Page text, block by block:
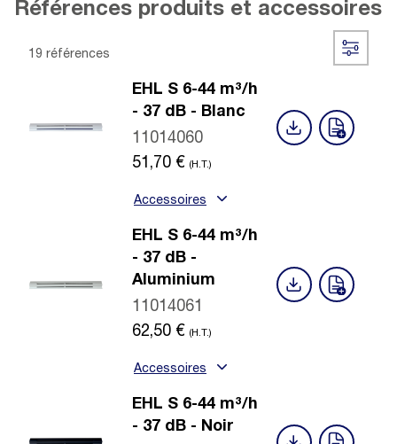
Références produits et accessoires
19 références
EHL S 6-44 m³/h
- 37 dB - Blanc
11014060
51,70 € (H.T.)
Accessoires
EHL S 6-44 m³/h
- 37 dB -
Aluminium
11014061
62,50 € (H.T.)
Accessoires
EHL S 6-44 m³/h
- 37 dB - Noir